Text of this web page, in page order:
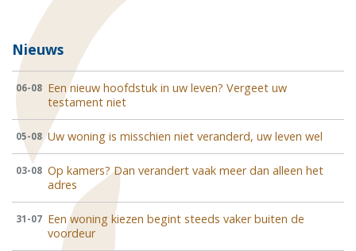
Nieuws
06-08 Een nieuw hoofdstuk in uw leven? Vergeet uw
testament niet
05-08 Uw woning is misschien niet veranderd, uw leven wel
03-08 Op kamers? Dan verandert vaak meer dan alleen het
adres
31-07 Een woning kiezen begint steeds vaker buiten de
voordeur